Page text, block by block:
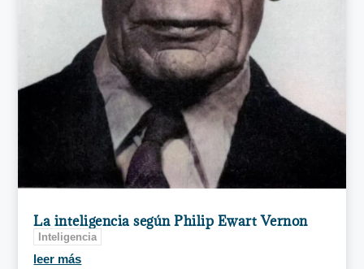
La inteligencia según Philip Ewart Vernon
Inteligencia
leer más